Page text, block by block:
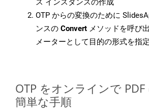
ス インスタンスの作成
OTP からの変換のために
ンスの Convert メソッドを呼び
メーターとして目的の形式を指定
OTP をオンラインで PDF
簡単な手順